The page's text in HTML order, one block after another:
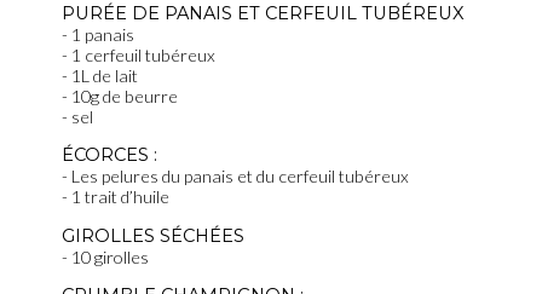
PURÉE DE PANAIS ET CERFEUIL TUBÉREUX
1 panais
1 cerfeuil tubéreux
1L de lait
10g de beurre
sel
ÉCORCES :
Les pelures du panais et du cerfeuil tubéreux
1 trait d’huile
GIROLLES SÉCHÉES
10 girolles